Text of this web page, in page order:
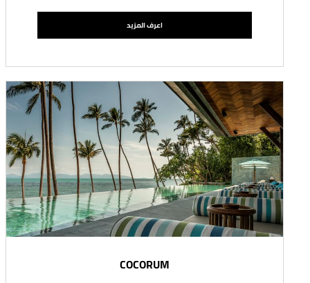
اعرف المزيد
COCORUM